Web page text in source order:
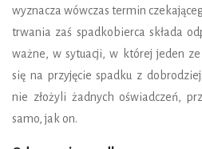
wyznacza wówczas termin
trwania zaś spadkobierca składa
ważne, w sytuacji, w której jeden
się na przyjęcie spadku z
nie złożyli żadnych oświadczeń,
samo, jak on.